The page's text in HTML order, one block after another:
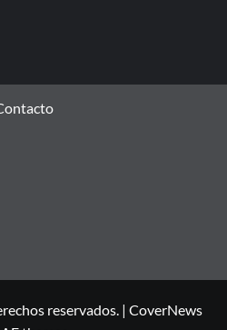
reservados. | CoverNews